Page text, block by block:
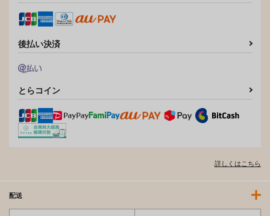
後払い決済
とらコイン
詳しくはこちら
配送